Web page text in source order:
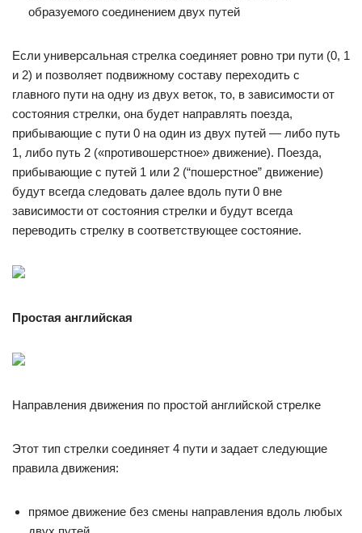
образуемого соединением двух путей
Если универсальная стрелка соединяет ровно три пути (0, 1
и 2) и позволяет подвижному составу переходить с
главного пути на одну из двух веток, то, в зависимости от
состояния стрелки, она будет направлять поезда,
прибывающие с пути 0 на один из двух путей — либо путь
1, либо путь 2 («противошерстное» движение). Поезда,
прибывающие с путей 1 или 2 (“пошерстное” движение)
будут всегда следовать далее вдоль пути 0 вне
зависимости от состояния стрелки и будут всегда
переводить стрелку в соответствующее состояние.
Простая английская
Направления движения по простой английской стрелке
Этот тип стрелки соединяет 4 пути и задает следующие
правила движения:
прямое движение без смены направления вдоль любых